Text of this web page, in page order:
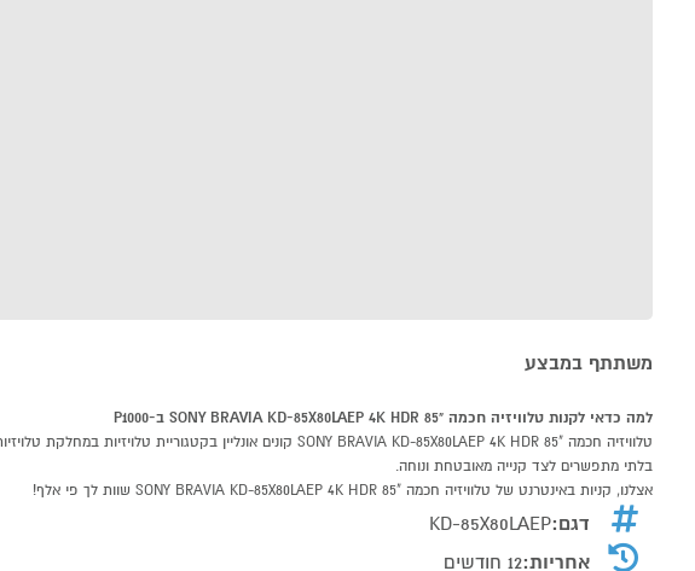
משתתף במבצע
למה כדאי לקנות טלוויזיה חכמה "85 SONY BRAVIA KD-85X80LAEP 4K HDR ב-P1000
בלתי מתפשרים לצד קנייה מאובטחת ונוחה.
אצלנו, קניות באינטרנט של טלוויזיה חכמה "85 SONY BRAVIA KD-85X80LAEP 4K HDR שוות לך פי אלף!
דגם:KD-85X80LAEP
אחריות:12 חודשים